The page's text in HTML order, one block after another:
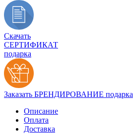
Скачать
СЕРТИФИКАТ
подарка
Заказать БРЕНДИРОВАНИЕ подарка
Описание
Оплата
Доставка